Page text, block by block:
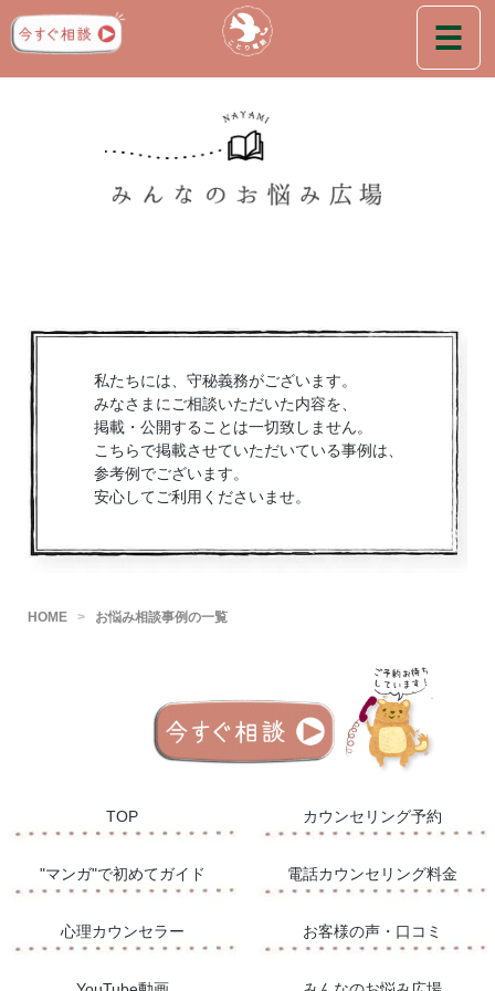
私たちには、守秘義務がございます。
みなさまにご相談いただいた内容を、
掲載・公開することは一切致しません。
​こちらで掲載させていただいている事例は、
参考例でございます。
安心してご利用くださいませ。
​HOME お悩み相談事例の一覧
TOP カウンセリング予約
"マンガ"で初めてガイド 電話カウンセリング料金
心理カウンセラー お客様の声・口コミ